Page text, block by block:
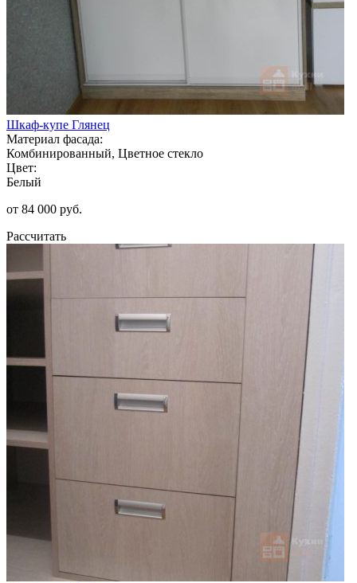
Шкаф-купе Глянец
Материал фасада:
Комбинированный, Цветное стекло
Цвет:
Белый
от 84 000 руб.
Рассчитать